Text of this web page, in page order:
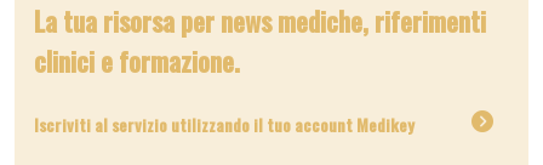
La tua risorsa per news mediche, riferimenti
clinici e formazione.
Iscriviti al servizio utilizzando il tuo account Medikey